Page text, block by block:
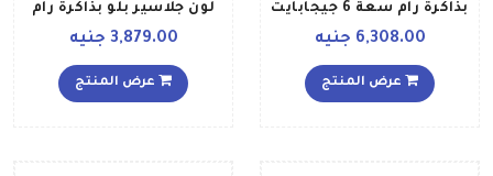
بذاكرة رام سعة 6 جيجابايت
وذاكرة روم سعة 128
LTE،لون أسود زجاجي
6,308.00 جنيه
عرض المنتج
لون جلاسير بلو بذاكرة رام
سعة 4 جيجابايت وذاكرة
ويدعم تقنية 4G LTE الإصدار
3,879.00 جنيه
عرض المنتج